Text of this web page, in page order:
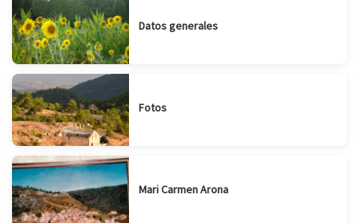
Datos generales
Fotos
Mari Carmen Arona